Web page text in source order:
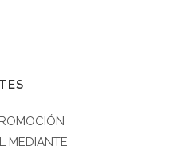
MEDIANTE